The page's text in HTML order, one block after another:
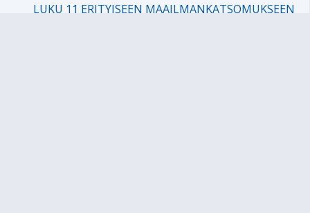
LUKU 11 ERITYISEEN MAAILMANKATSOMUKSEEN